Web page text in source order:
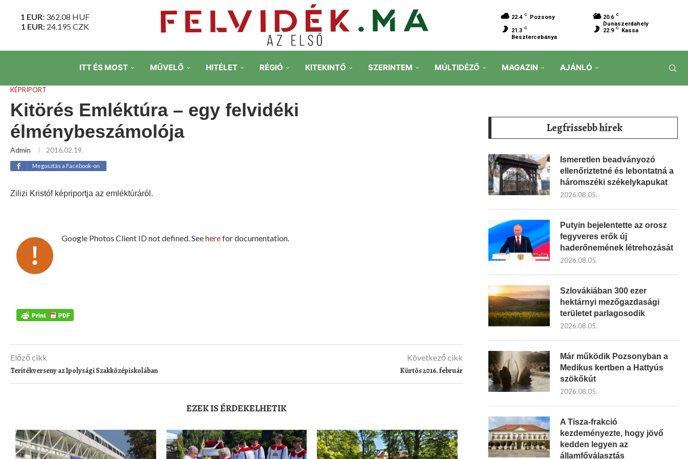
1 EUR: 362.08 HUF
1 EUR: 24.195 CZK
22.4 C Pozsony 20.6 C
Dunaszerdahely
21.3 C
Besztercebánya
22.9 C Kassa
ITT ÉS MOST MŰVELŐ HITÉLET RÉGIÓ KITEKINTŐ SZERINTEM MÚLTIDÉZŐ MAGAZIN AJÁNLÓ
KÉPRIPORT
Kitörés Emléktúra – egy felvidéki
élménybeszámolója
Admin 2016.02.19.
Megosztás a Facebook-on
Zilizi Kristóf képriportja az emléktúráról.
Google Photos Client ID not defined. Seeherefor documentation.
Előző cikk
Terítékverseny az Ipolysági Szakközépiskolában
Következő cikk
Kürtös 2016. február
EZEK IS ÉRDEKELHETIK
Legfrissebb hírek
Ismeretlen beadványozó
ellenőriztetné és lebontatná a
háromszéki székelykapukat
2026.08.05.
Putyin bejelentette az orosz
fegyveres erők új
haderőnemének létrehozását
2026.08.05.
Szlovákiában 300 ezer
hektárnyi mezőgazdasági
területet parlagosodik
2026.08.05.
Már működik Pozsonyban a
Medikus kertben a Hattyús
szökőkút
2026.08.05.
A Tisza-frakció
kezdeményezte, hogy jövő
kedden legyen az
államfőválasztás